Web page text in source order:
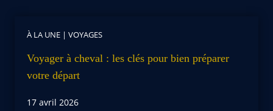
À LA UNE | VOYAGES
Voyager à cheval : les clés pour bien préparer
votre départ
17 avril 2026